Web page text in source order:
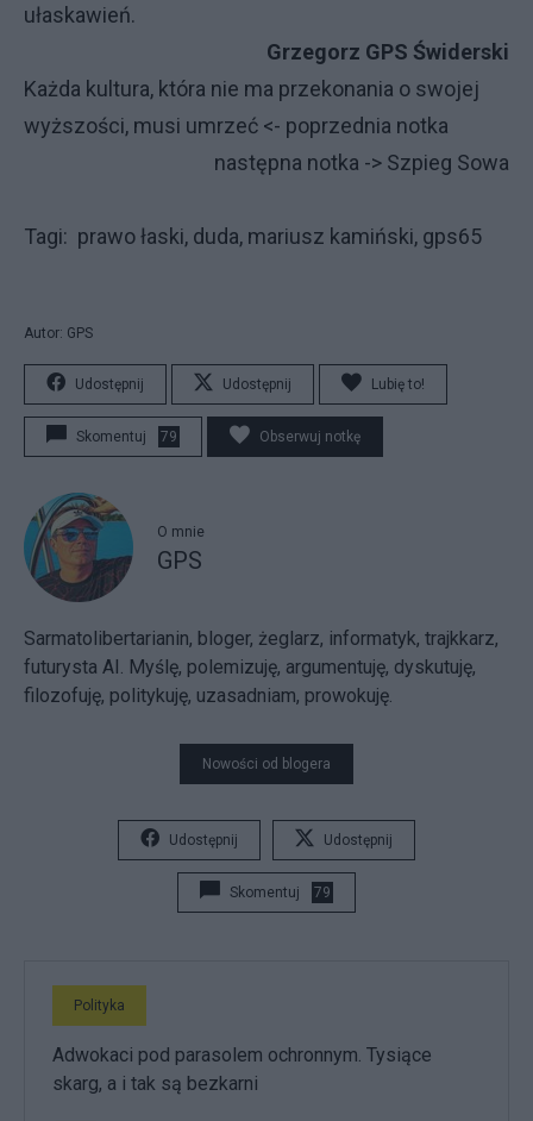
ułaskawień.
Grzegorz GPS Świderski
Każda kultura, która nie ma przekonania o swojej
wyższości, musi umrzeć <- poprzednia notka
następna notka -> Szpieg Sowa
Tagi: prawo łaski, duda, mariusz kamiński, gps65
Autor: GPS
Udostępnij Udostępnij Lubię to!
Skomentuj 79 Obserwuj notkę
O mnie
GPS
Sarmatolibertarianin, bloger, żeglarz, informatyk, trajkkarz,
futurysta AI. Myślę, polemizuję, argumentuję, dyskutuję,
filozofuję, politykuję, uzasadniam, prowokuję.
Nowości od blogera
Udostępnij Udostępnij
Skomentuj 79
Polityka
Adwokaci pod parasolem ochronnym. Tysiące
skarg, a i tak są bezkarni